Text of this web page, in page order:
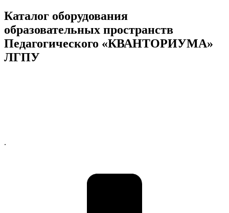
Каталог оборудования
образовательных пространств
Педагогического «КВАНТОРИУМА»
ЛГПУ
.